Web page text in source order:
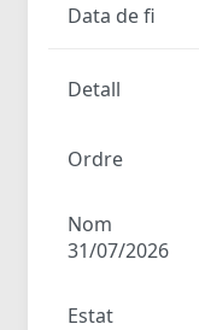
Data de fi
Detall
Ordre
Nom
31/07/2026
Estat